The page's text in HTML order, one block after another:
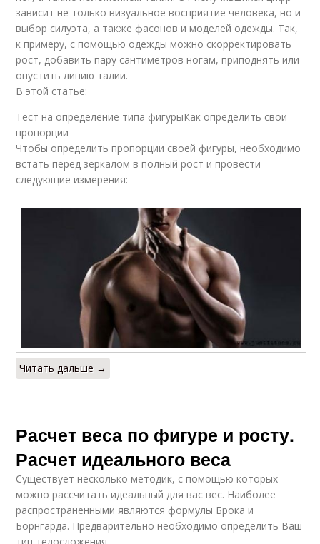
зависит не только визуальное восприятие человека, но и
выбор силуэта, а также фасонов и моделей одежды. Так,
к примеру, с помощью одежды можно скорректировать
рост, добавить пару сантиметров ногам, приподнять или
опустить линию талии.
В этой статье:
Тест на определение типа фигурыКак определить свои
пропорции
Чтобы определить пропорции своей фигуры, необходимо
встать перед зеркалом в полный рост и провести
следующие измерения:
Читать дальше →
Расчет веса по фигуре и росту.
Расчет идеального веса
Существует несколько методик, с помощью которых
можно рассчитать идеальный для вас вес. Наиболее
распространенными являются формулы Брока и
Борнгарда. Предварительно необходимо определить Ваш